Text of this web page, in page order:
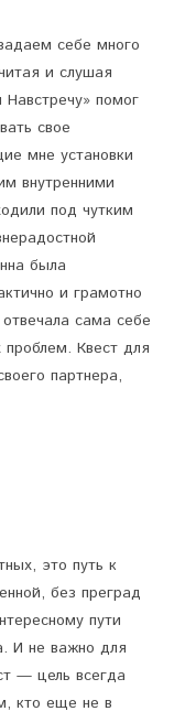
себе много
и слушая
помог
свое
мне установки
внутренними
под чутким
была
и грамотно
сама себе
Квест для
партнера,
это путь к
без преград
пути
И не важно для
— цель всегда
кто еще не в